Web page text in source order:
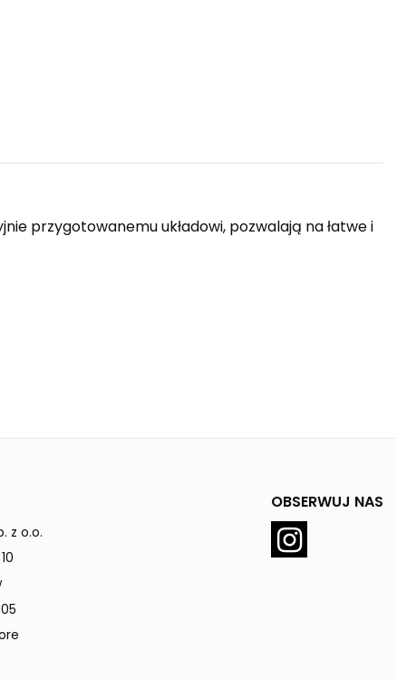
przygotowanemu układowi, pozwalają na łatwe i
z o.o.
OBSERWUJ NAS